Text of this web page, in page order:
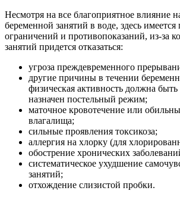
Несмотря на все благоприятное влияние
беременной занятий в воде, здесь
ограничений и противопоказаний, из-за
занятий придется отказаться:
угроза преждевременного
другие причины в течении
физическая активность должна
назначен постельный режим;
маточное кровотечение или
влагалища;
сильные проявления токсикоза;
аллергия на хлорку (для
обострение хронических
систематическое ухудшение
занятий;
отхождение слизистой пробки.